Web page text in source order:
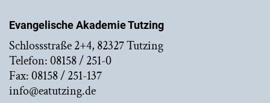
Evangelische Akademie Tutzing
Schlossstraße 2+4, 82327 Tutzing
Telefon: 08158 / 251-0
Fax: 08158 / 251-137
info@eatutzing.de